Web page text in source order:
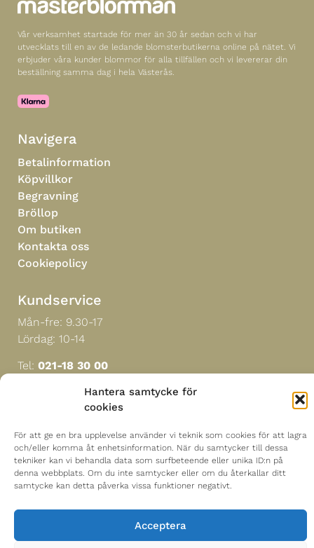
Hantera samtycke för
cookies
För att ge en bra upplevelse använder vi teknik som cookies för att lagra
och/eller komma åt enhetsinformation. När du samtycker till dessa
tekniker kan vi behandla data som surfbeteende eller unika ID:n på
denna webbplats. Om du inte samtycker eller om du återkallar ditt
samtycke kan detta påverka vissa funktioner negativt.
Acceptera
Vår verksamhet startade för mer än 30 år sedan och vi har
utvecklats till en av de ledande blomsterbutikerna online på nätet. Vi
erbjuder våra kunder blommor för alla tillfällen och vi levererar din
beställning samma dag i hela Västerås.
Navigera
Betalinformation
Köpvillkor
Begravning
Bröllop
Om butiken
Kontakta oss
Cookiepolicy
Kundservice
Mån-fre: 9.30-17
Lördag: 10-14
Tel: 021-18 30 00
Hitta till oss
Mästerblomman i Sverige AB
Sturegatan 18
722 13 Västerås